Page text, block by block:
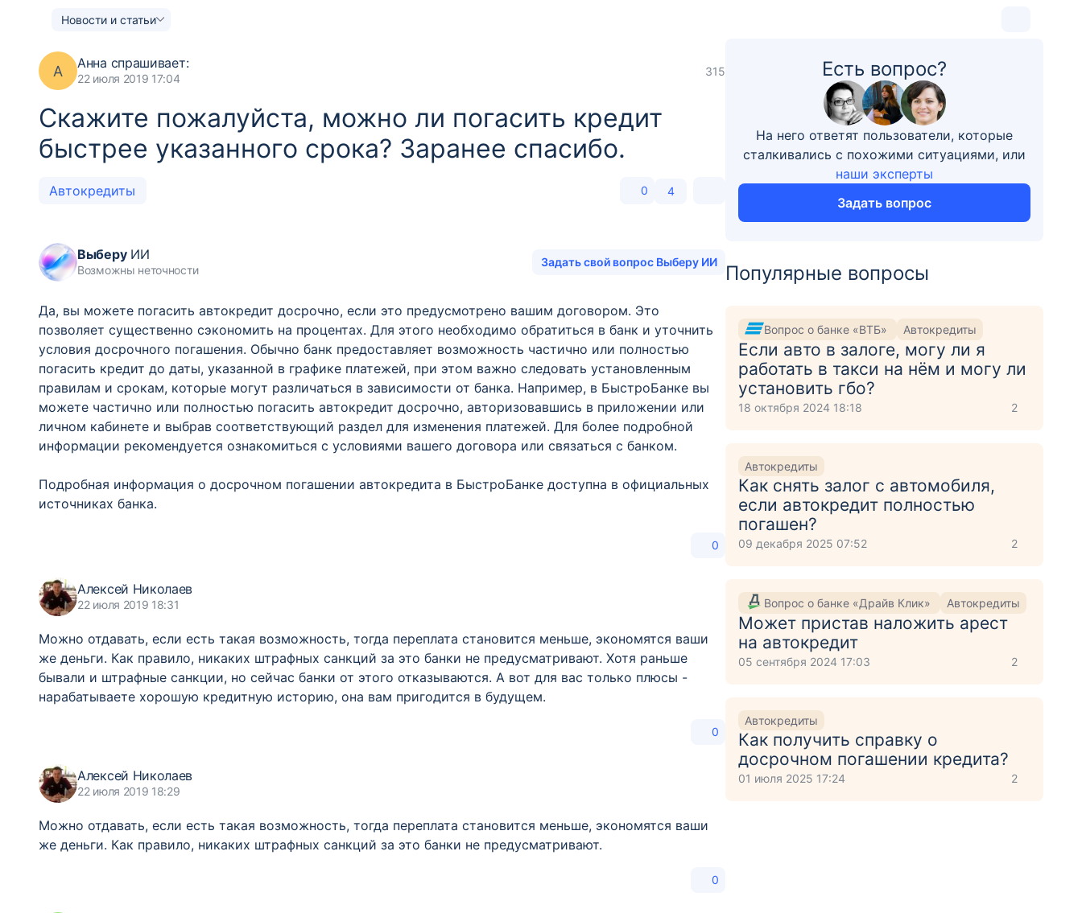
Новости и статьи
А Анна спрашивает:
22 июля 2019 17:04
315
Скажите пожалуйста, можно ли погасить кредит
быстрее указанного срока? Заранее спасибо.
Автокредиты 0 4
ВыберуИИ
Возможны неточности
Задать свой вопрос Выберу ИИ
Да, вы можете погасить автокредит досрочно, если это предусмотрено вашим договором. Это
позволяет существенно сэкономить на процентах. Для этого необходимо обратиться в банк и уточнить
условия досрочного погашения. Обычно банк предоставляет возможность частично или полностью
погасить кредит до даты, указанной в графике платежей, при этом важно следовать установленным
правилам и срокам, которые могут различаться в зависимости от банка. Например, в БыстроБанке вы
можете частично или полностью погасить автокредит досрочно, авторизовавшись в приложении или
личном кабинете и выбрав соответствующий раздел для изменения платежей. Для более подробной
информации рекомендуется ознакомиться с условиями вашего договора или связаться с банком.
Подробная информация о досрочном погашении автокредита в БыстроБанке доступна в официальных
источниках банка.
0
Алексей Николаев
22 июля 2019 18:31
Можно отдавать, если есть такая возможность, тогда переплата становится меньше, экономятся ваши
же деньги. Как правило, никаких штрафных санкций за это банки не предусматривают. Хотя раньше
бывали и штрафные санкции, но сейчас банки от этого отказываются. А вот для вас только плюсы -
нарабатываете хорошую кредитную историю, она вам пригодится в будущем.
0
Алексей Николаев
22 июля 2019 18:29
Можно отдавать, если есть такая возможность, тогда переплата становится меньше, экономятся ваши
же деньги. Как правило, никаких штрафных санкций за это банки не предусматривают.
0
Есть вопрос?
На него ответят пользователи, которые
сталкивались с похожими ситуациями, или
наши эксперты
Задать вопрос
Популярные вопросы
Вопрос о банке «ВТБ» Автокредиты
Если авто в залоге, могу ли я
работать в такси на нём и могу ли
установить гбо?
18 октября 2024 18:18 2
Автокредиты
Как снять залог с автомобиля,
если автокредит полностью
погашен?
09 декабря 2025 07:52 2
Вопрос о банке «Драйв Клик» Автокредиты
Может пристав наложить арест
на автокредит
05 сентября 2024 17:03 2
Автокредиты
Как получить справку о
досрочном погашении кредита?
01 июля 2025 17:24 2